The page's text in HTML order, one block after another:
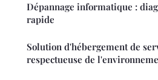
Dépannage informatique :
rapide
Solution d'hébergement de
respectueuse de